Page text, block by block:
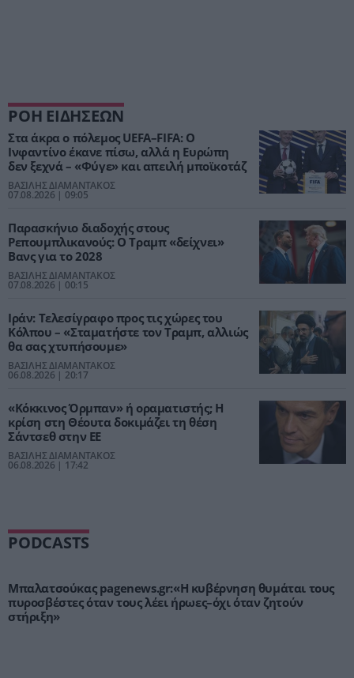
ΡΟΗ ΕΙΔΗΣΕΩΝ
Στα άκρα ο πόλεμος UEFA–FIFA: Ο
Ινφαντίνο έκανε πίσω, αλλά η Ευρώπη
δεν ξεχνά – «Φύγε» και απειλή μποϊκοτάζ
ΒΑΣΙΛΗΣ ΔΙΑΜΑΝΤΑΚΟΣ
07.08.2026 | 09:05
Παρασκήνιο διαδοχής στους
Ρεπουμπλικανούς: Ο Τραμπ «δείχνει»
Βανς για το 2028
ΒΑΣΙΛΗΣ ΔΙΑΜΑΝΤΑΚΟΣ
07.08.2026 | 00:15
Ιράν: Τελεσίγραφο προς τις χώρες του
Κόλπου – «Σταματήστε τον Τραμπ, αλλιώς
θα σας χτυπήσουμε»
ΒΑΣΙΛΗΣ ΔΙΑΜΑΝΤΑΚΟΣ
06.08.2026 | 20:17
«Κόκκινος Όρμπαν» ή οραματιστής; Η
κρίση στη Θέουτα δοκιμάζει τη θέση
Σάντσεθ στην ΕΕ
ΒΑΣΙΛΗΣ ΔΙΑΜΑΝΤΑΚΟΣ
06.08.2026 | 17:42
PODCASTS
Μπαλατσούκας pagenews.gr:«Η κυβέρνηση θυμάται τους
πυροσβέστες όταν τους λέει ήρωες–όχι όταν ζητούν
στήριξη»